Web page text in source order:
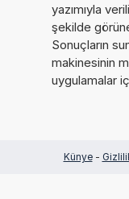
yazımıyla
şekilde
Sonuçların
makinesinin
uygulamalar
Künye-